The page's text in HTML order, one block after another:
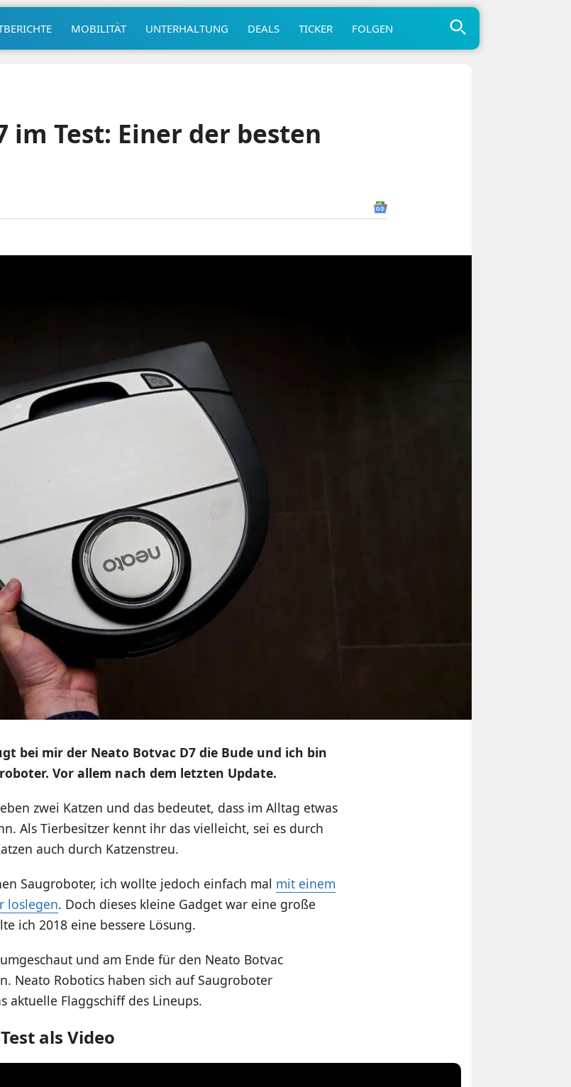
MOBILITÄT UNTERHALTUNG DEALS TICKER FOLGEN
im Test: Einer der besten
bei mir der Neato Botvac D7 die Bude und ich bin
Vor allem nach dem letzten Update.
zwei Katzen und das bedeutet, dass im Alltag etwas
Als Tierbesitzer kennt ihr das vielleicht, sei es durch
auch durch Katzenstreu.
Saugroboter, ich wollte jedoch einfach mal mit einem
loslegen. Doch dieses kleine Gadget war eine große
ich 2018 eine bessere Lösung.
und am Ende für den Neato Botvac
Neato Robotics haben sich auf Saugroboter
aktuelle Flaggschiff des Lineups.
als Video